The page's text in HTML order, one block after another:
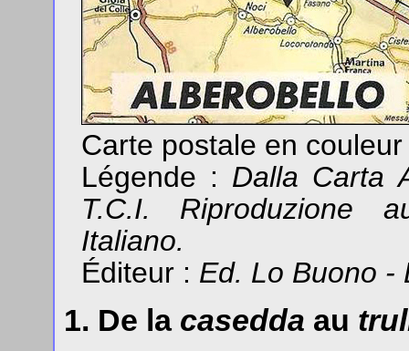
Carte postale en
Légende : Dalla Carta
T.C.I. Riproduzione
Italiano.
Éditeur : Ed. Lo Buono -
1. De la casedda au